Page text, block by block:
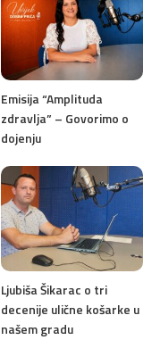
Emisija “Amplituda
zdravlja” – Govorimo o
dojenju
Ljubiša Šikarac o tri
decenije ulične košarke u
našem gradu